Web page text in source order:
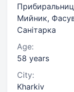
Мийник,
Санітарка
Age:
58 years
City:
Kharkiv